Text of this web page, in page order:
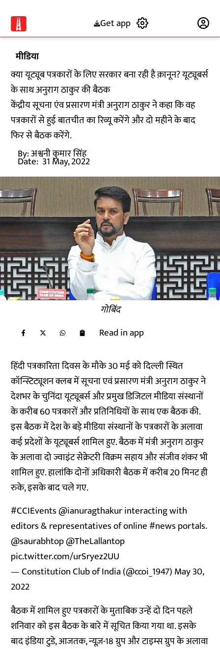
Get app
मीडिया
क्या यूट्यूब पत्रकारों के लिए सरकार बना रही है क़ानून? यूट्यूबर्स
के साथ अनुराग ठाकुर की बैठक
केंद्रीय सूचना एंव प्रसारण मंत्री अनुराग ठाकुर ने कहा कि वह
पत्रकारों से हुई बातचीत का रिव्यू करेंगे और दो महीने के बाद
फिर से बैठक करेंगे.
By:अश्वनी कुमार सिंह
Date: 31 May, 2022
गोबिंद
Read in app
हिंदी पत्रकारिता दिवस के मौके 30 मई को दिल्ली स्थित
कॉन्स्टिट्यूशन क्लब में सूचना एवं प्रसारण मंत्री अनुराग ठाकुर ने
देशभर के चुनिंदा यूट्यूबर्स और प्रमुख डिजिटल मीडिया संस्थानों
के करीब 60 पत्रकारों और प्रतिनिधियों के साथ एक बैठक की.
इस बैठक में देश के बड़े मीडिया संस्थानों के पत्रकारों के अलावा
कई प्रदेशों के यूट्यूबर्स शामिल हुए. बैठक में मंत्री अनुराग ठाकुर
के अलावा दो ज्वाइंट सेक्रेटरी विक्रम सहाय और संजीव शंकर भी
शामिल हुए. हालांकि दोनों अधिकारी बैठक में करीब 20 मिनट ही
रुके, इसके बाद चले गए.
#CCIEvents@ianuragthakurinteracting with
editors & representatives of online#newsportals.
@saurabhtop@TheLallantop
pic.twitter.com/urSryez2UU
— Constitution Club of India (@ccoi_1947)May 30,
2022
बैठक में शामिल हुए पत्रकारों के मुताबिक उन्हें दो दिन पहले
शनिवार को इस बैठक के बारे में सूचित किया गया था. इसके
बाद इंडिया टुडे, आजतक, न्यूज़-18 ग्रुप और टाइम्स ग्रुप के अलावा